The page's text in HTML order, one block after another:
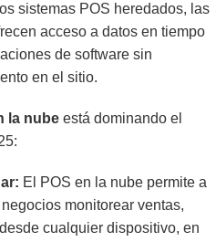
sistemas POS heredados, las
acceso a datos en tiempo
de software sin
en el sitio.
la nube está dominando el
El POS en la nube permite a
monitorear ventas,
cualquier dispositivo, en